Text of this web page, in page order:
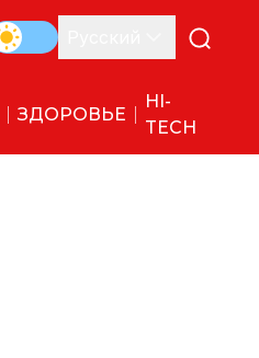
ЗДОРОВЬЕ
HI-
TECH